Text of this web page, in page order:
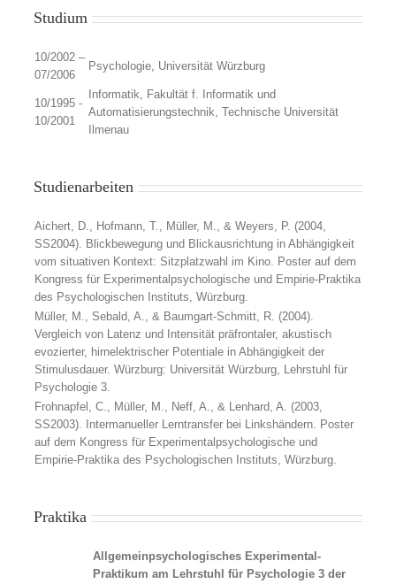
Studium
10/2002 –
07/2006
Psychologie, Universität Würzburg
10/1995 -
10/2001
Informatik, Fakultät f. Informatik und
Automatisierungstechnik, Technische Universität
Ilmenau
Studienarbeiten
Aichert, D., Hofmann, T., Müller, M., & Weyers, P. (2004,
SS2004). Blickbewegung und Blickausrichtung in Abhängigkeit
vom situativen Kontext: Sitzplatzwahl im Kino. Poster auf dem
Kongress für Experimentalpsychologische und Empirie-Praktika
des Psychologischen Instituts, Würzburg.
Müller, M., Sebald, A., & Baumgart-Schmitt, R. (2004).
Vergleich von Latenz und Intensität präfrontaler, akustisch
evozierter, hirnelektrischer Potentiale in Abhängigkeit der
Stimulusdauer. Würzburg: Universität Würzburg, Lehrstuhl für
Psychologie 3.
Frohnapfel, C., Müller, M., Neff, A., & Lenhard, A. (2003,
SS2003). Intermanueller Lerntransfer bei Linkshändern. Poster
auf dem Kongress für Experimentalpsychologische und
Empirie-Praktika des Psychologischen Instituts, Würzburg.
Praktika
Allgemeinpsychologisches Experimental-
Praktikum am Lehrstuhl für Psychologie 3 der